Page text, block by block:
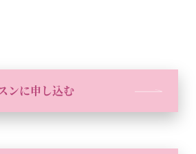
ンに申し込む